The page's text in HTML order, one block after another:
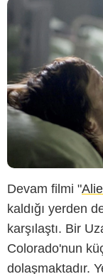
Devam filmi "
kaldığı yerden
karşılaştı. Bir
Colorado'nun
dolaşmaktadır.